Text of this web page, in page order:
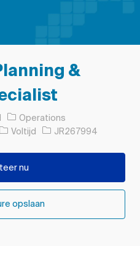
&
Operations
Soort baan
Voltijd Taak-ID
JR267994
nu
opslaan